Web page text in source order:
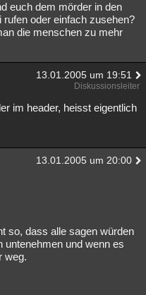
euch dem mörder in den
oder einfach zusehen?
die menschen zu mehr
13.01.2005 um 19:51
Diskussionsleiter
im header, heisst eigentlich
13.01.2005 um 20:00
so, dass alle sagen würden
untenehmen und wenn es
weg.